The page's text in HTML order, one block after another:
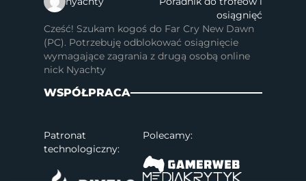
osiągnięć
Cześć! Szukam kogoś do Far Cry New Dawn
(PC). Potrzebuję odblokować osiągnięcie
wymagające zagrania z drugą osobą online
nick Nyachty
WSPÓŁPRACA
Patronat
technologiczny:
Polecamy: